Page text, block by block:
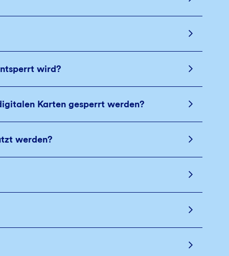
wird?
Karten gesperrt werden?
werden?